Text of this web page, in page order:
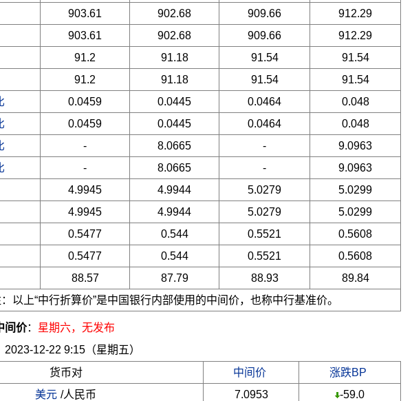
903.61 902.68 909.66
912.29
903.61 902.68 909.66
912.29
91.2 91.18 91.54
91.54
91.2 91.18 91.54
91.54
0.0459 0.0445 0.0464
0.048
0.0459 0.0445 0.0464
0.048
- 8.0665 -
9.0963
- 8.0665 -
9.0963
4.9945 4.9944 5.0279
5.0299
4.9945 4.9944 5.0279
5.0299
0.5477 0.544 0.5521
0.5608
0.5477 0.544 0.5521
0.5608
88.57 87.79 88.93
89.84
以上“中行折算价”是中国银行内部使用的中间价，也称中行基准价。
间价： 星期六，无发布
12-22 9:15（星期五）
货币对
中间价
涨跌BP
美元 /人民币 7.0953
-59.0